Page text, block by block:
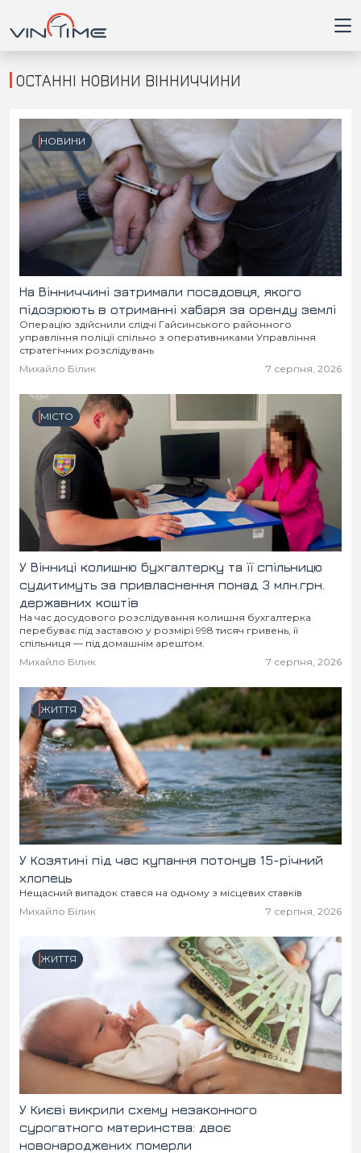
Головна
Війна
Новини
Кримінал
Здоров'я
Приватна думка
В кулуарах
Місто
Життя
Відео
Конфлікти
Партнери
Спорт
Історія
Спорт
Футбол
Контакти
Підписатись на нас у Telegram
ОСТАННІ НОВИНИ ВІННИЧЧИНИ
НОВИНИ
На Вінниччині затримали посадовця, якого
підозрюють в отриманні хабаря за оренду землі
Операцію здійснили слідчі Гайсинського районного
управління поліції спільно з оперативниками Управління
стратегічних розслідувань
Михайло Білик
7 серпня, 2026
МІСТО
У Вінниці колишню бухгалтерку та її спільницю
судитимуть за привласнення понад 3 млн.грн.
державних коштів
На час досудового розслідування колишня бухгалтерка
перебуває під заставою у розмірі 998 тисяч гривень, її
спільниця — під домашнім арештом.
Михайло Білик
7 серпня, 2026
ЖИТТЯ
У Козятині під час купання потонув 15-річний
хлопець
Нещасний випадок стався на одному з місцевих ставків
Михайло Білик
7 серпня, 2026
ЖИТТЯ
У Києві викрили схему незаконного
сурогатного материнства: двоє
новонароджених померли